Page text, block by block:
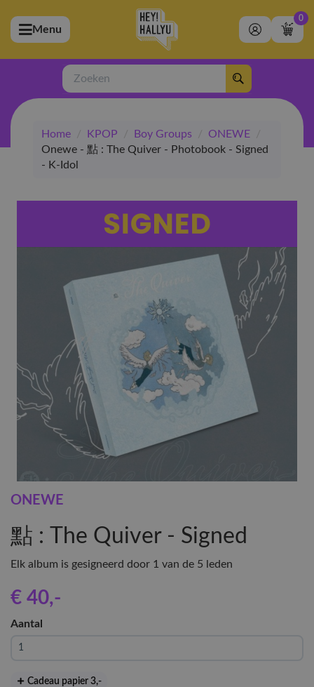
(Artiesten)
(Merchandise)
(Exclusive)
(Winkel)
Menu
0
Zoeken
Home / KPOP / Boy Groups / ONEWE
/
Onewe - 點 : The Quiver - Photobook - Signed
- K-Idol
ONEWE
點 : The Quiver - Signed
Elk album is gesigneerd door 1 van de 5 leden
€ 40,-
Aantal
Cadeau papier 3,-